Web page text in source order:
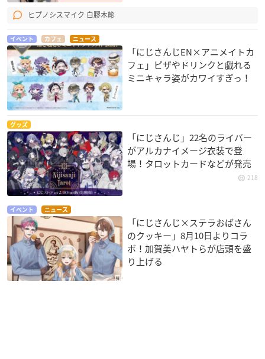
ヒプノシスマイク 白膠木簓
イベント カフェ ニュース
「にじさんじEN×アニメイトカ
フェ」ピザやドリンクと戯れる
ミニキャラ姿がカワイすぎっ！
グッズ
「にじさんじ」22名のライバー
がアルカナイメージ衣装で登
場！タロットカードなどが発売
218
イベント ニュース
「にじさんじ×ステラおばさん
のクッキー」8月10日よりコラ
ボ！加賀美ハヤトらが店頭を盛
り上げる